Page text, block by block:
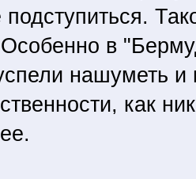
подступиться.
Особенно в
нашуметь
как